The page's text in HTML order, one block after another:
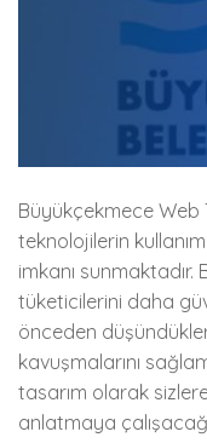
Büyükçekmece Web
teknolojilerin
imkanı
tüketicilerini daha
önceden
kavuşmalarını
tasarım olarak
anlatmaya